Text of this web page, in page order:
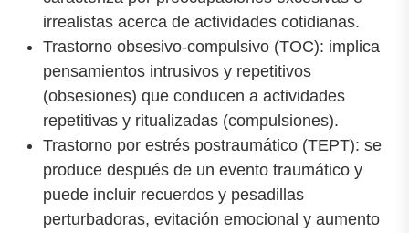
irrealistas acerca de actividades cotidianas.
Trastorno obsesivo-compulsivo (TOC): implica
pensamientos intrusivos y repetitivos
(obsesiones) que conducen a actividades
repetitivas y ritualizadas (compulsiones).
Trastorno por estrés postraumático (TEPT): se
produce después de un evento traumático y
puede incluir recuerdos y pesadillas
perturbadoras, evitación emocional y aumento